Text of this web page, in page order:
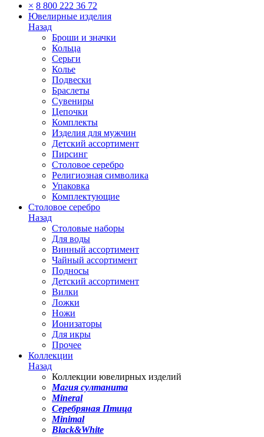
× 8 800 222 36 72
Ювелирные изделия
Назад
Броши и значки
Кольца
Серьги
Колье
Подвески
Браслеты
Сувениры
Цепочки
Комплекты
Изделия для мужчин
Детский ассортимент
Пирсинг
Столовое серебро
Религиозная символика
Упаковка
Комплектующие
Столовое серебро
Назад
Столовые наборы
Для воды
Винный ассортимент
Чайный ассортимент
Подносы
Детский ассортимент
Вилки
Ложки
Ножи
Ионизаторы
Для икры
Прочее
Коллекции
Назад
Коллекции ювелирных изделий
Магия султанита
Mineral
Серебряная Птица
Minimal
Black&White